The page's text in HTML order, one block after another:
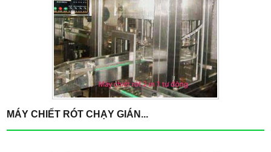
MÁY CHIẾT RÓT CHẠY GIÁN...